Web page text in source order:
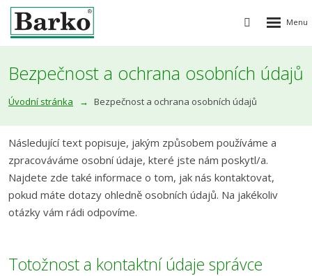
Vyhledávání
Rozbalení
Bezpečnost a ochrana osobních údajů
Úvodní stránka Bezpečnost a ochrana osobních údajů
Následující text popisuje, jakým způsobem používáme a
zpracováváme osobní údaje, které jste nám poskytl/a.
Najdete zde také informace o tom, jak nás kontaktovat,
pokud máte dotazy ohledně osobních údajů. Na jakékoliv
otázky vám rádi odpovíme.
Totožnost a kontaktní údaje správce